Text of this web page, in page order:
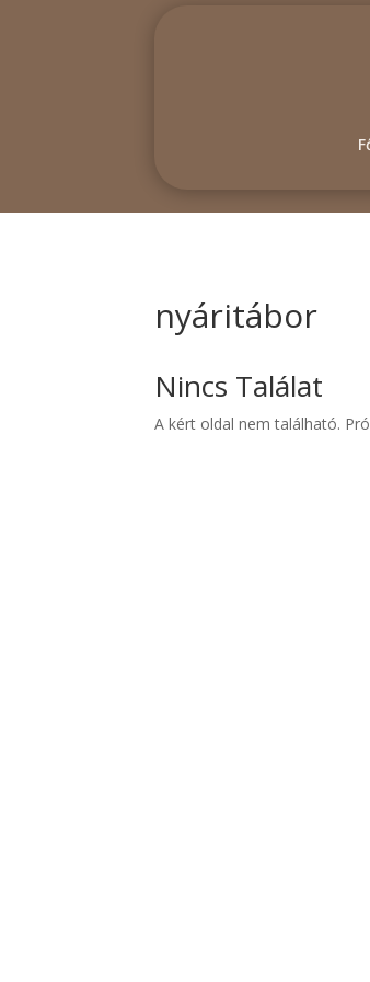
nyáritábor
Nincs Találat
A kért oldal nem található.